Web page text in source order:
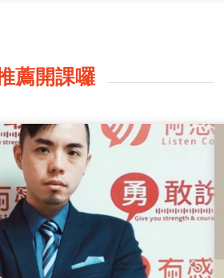
起聊聊，如何透過聲音說話來錄好
用內容跟技巧用話來適度美化，聽
配音員、廣播人
流，我們只是有感而說的傳遞者，現
，卻很少懂得聽！在資訊爆炸的年
很多、選擇很多，但我們每週會用一
給你們有感的「聲音」與你有感分
們在錄節目時的一些小技巧，最後
量，現在就點選上方播放鍵收聽第
薦開課囉